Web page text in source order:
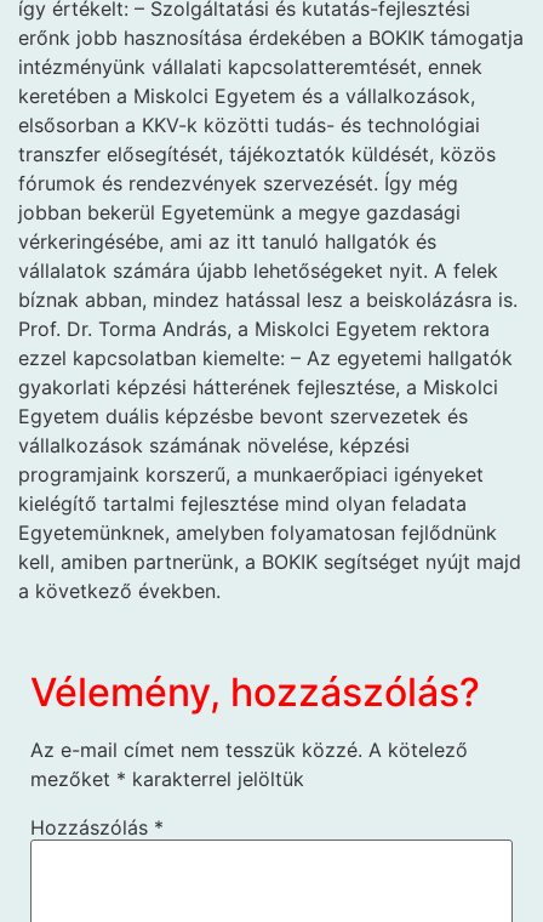
így értékelt: – Szolgáltatási és kutatás-fejlesztési
erőnk jobb hasznosítása érdekében a BOKIK támogatja
intézményünk vállalati kapcsolatteremtését, ennek
keretében a Miskolci Egyetem és a vállalkozások,
elsősorban a KKV-k közötti tudás- és technológiai
transzfer elősegítését, tájékoztatók küldését, közös
fórumok és rendezvények szervezését. Így még
jobban bekerül Egyetemünk a megye gazdasági
vérkeringésébe, ami az itt tanuló hallgatók és
vállalatok számára újabb lehetőségeket nyit. A felek
bíznak abban, mindez hatással lesz a beiskolázásra is.
Prof. Dr. Torma András, a Miskolci Egyetem rektora
ezzel kapcsolatban kiemelte: – Az egyetemi hallgatók
gyakorlati képzési hátterének fejlesztése, a Miskolci
Egyetem duális képzésbe bevont szervezetek és
vállalkozások számának növelése, képzési
programjaink korszerű, a munkaerőpiaci igényeket
kielégítő tartalmi fejlesztése mind olyan feladata
Egyetemünknek, amelyben folyamatosan fejlődnünk
kell, amiben partnerünk, a BOKIK segítséget nyújt majd
a következő években.
Vélemény, hozzászólás?
Az e-mail címet nem tesszük közzé. A kötelező
mezőket * karakterrel jelöltük
Hozzászólás *